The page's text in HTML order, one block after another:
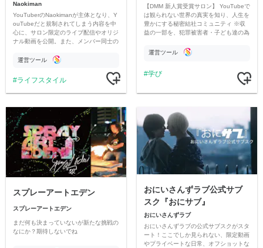
Naokiman
YouTuberのNaokimanが主体となり、Y
ouTubeだと規制されてしまう内容を中
心に、サロン限定のライブ配信やオリジ
ナル動画を公開。また、メンバー同士の
ただいています。
運営ツール
ライフスタイル
【DMM 新人賞受賞サロン】 YouTubeで
は観られない世界の真実を知り、人生を
豊かにする秘密結社コミュニティ ※収
益の一部を、犯罪被害者・子ども達の為
す運営ツール
学び
スプレーアートエデン
スプレーアートエデン
まだ何も決まっていないが新たな挑戦の
なにか？期待しないでね
おにいさんずラブ公式サブ
スク『おにサブ』
おにいさんずラブ
おにいさんずラブの公式サブスクがスタ
ート！ここでしか見られない、限定動画
やプライベートな日常、オフショットな